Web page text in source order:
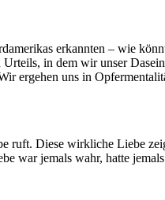
erkannten – wie
in dem wir unser
ergehen uns in
ruft. Diese wirkliche Liebe
war jemals wahr, hatte